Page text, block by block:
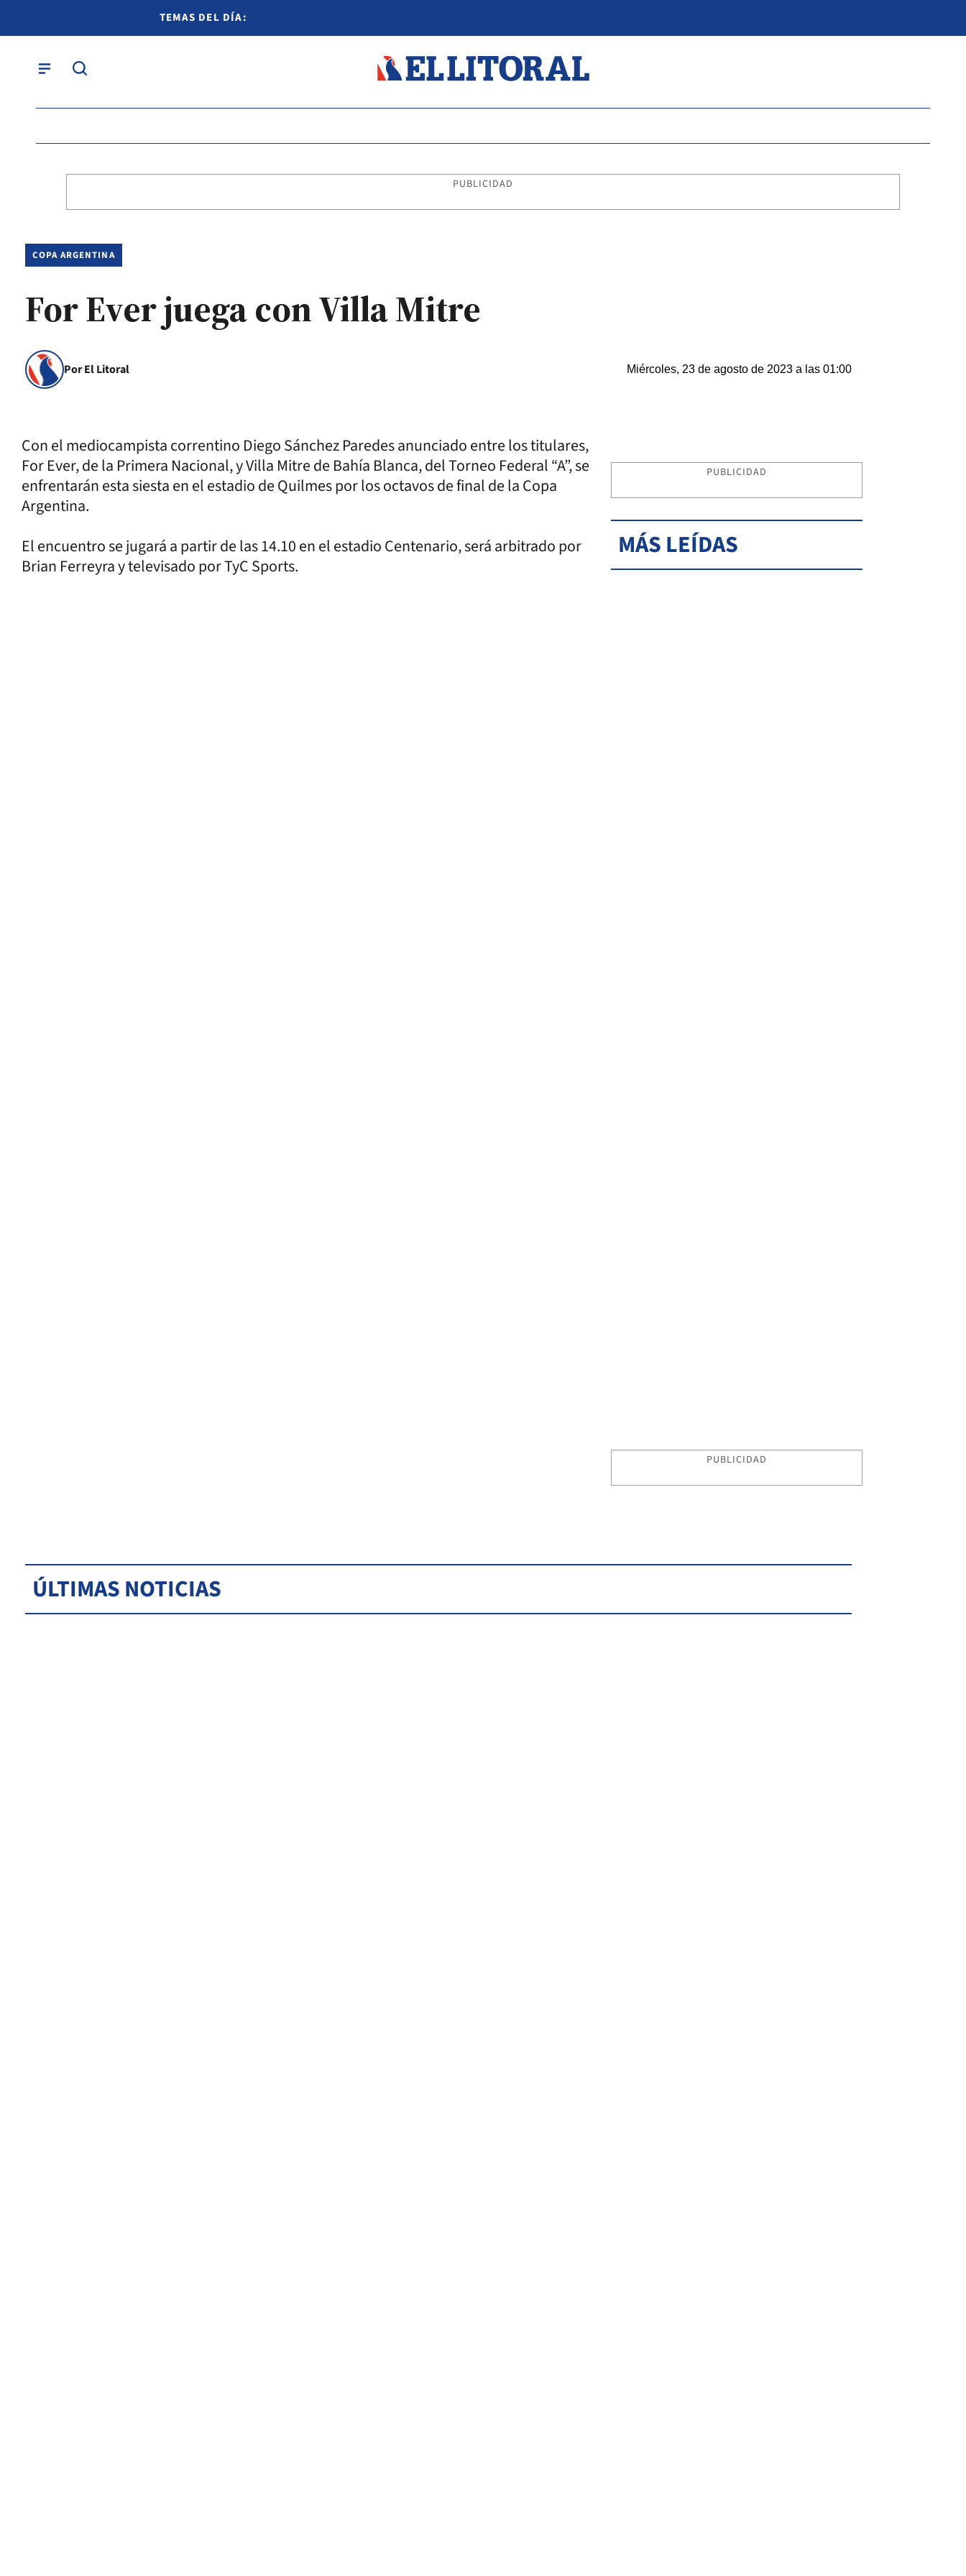
TEMAS DEL DÍA:
PUBLICIDAD
COPA ARGENTINA
For Ever juega con Villa Mitre
Por El Litoral Miércoles, 23 de agosto de 2023 a las 01:00
Con el mediocampista correntino Diego Sánchez Paredes anunciado entre los titulares,
For Ever, de la Primera Nacional, y Villa Mitre de Bahía Blanca, del Torneo Federal “A”, se
enfrentarán esta siesta en el estadio de Quilmes por los octavos de final de la Copa
Argentina.
El encuentro se jugará a partir de las 14.10 en el estadio Centenario, será arbitrado por
Brian Ferreyra y televisado por TyC Sports.
PUBLICIDAD
MÁS LEÍDAS
PUBLICIDAD
ÚLTIMAS NOTICIAS